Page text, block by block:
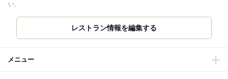
い。
メニュー